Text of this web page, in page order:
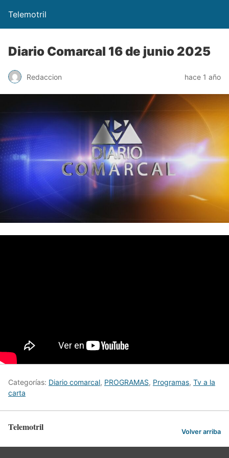
Telemotril
Diario Comarcal 16 de junio 2025
Redaccion hace 1 año
Categorías: Diario comarcal, PROGRAMAS, Programas, Tv a la
carta
Telemotril Volver arriba